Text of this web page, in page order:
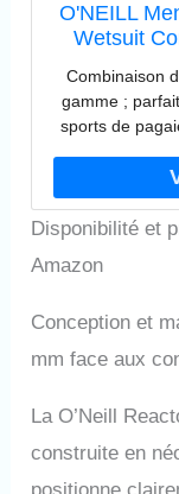
O'NEILL
Wetsuit
Combinaison
gamme ;
sports de
éclair arrière
faciles avec
Néoprène
offrant une
des zones de
placement
Disponibilité et
Amazon
Conception et
mm face aux
La O’Neill
construite en